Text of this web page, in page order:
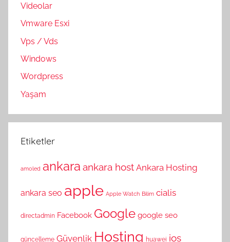
Videolar
Vmware Esxi
Vps / Vds
Windows
Wordpress
Yaşam
Etiketler
amoled ankara ankara host Ankara Hosting
ankara seo apple Apple Watch Bilim cialis
directadmin Facebook Google google seo
güncelleme Güvenlik Hosting huawei ios